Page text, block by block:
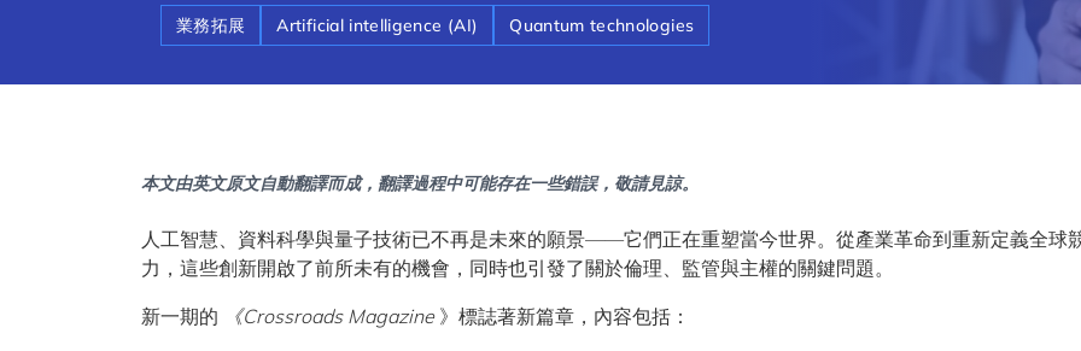
業務拓展 Artificial intelligence (AI) Quantum technologies
本文由英文原文自動翻譯而成，翻譯過程中可能存在一些錯誤，敬請見諒。
人工智慧、資料科學與量子技術已不再是未來的願景——它們正在重塑當今世界。從產業革命到重新定義全球
力，這些創新開啟了前所未有的機會，同時也引發了關於倫理、監管與主權的關鍵問題。
新一期的
《Crossroads Magazine》標誌著新篇章，內容包括：